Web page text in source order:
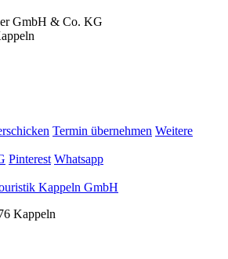
GmbH & Co. KG
Termin übernehmen Weitere
Pinterest Whatsapp
Kappeln